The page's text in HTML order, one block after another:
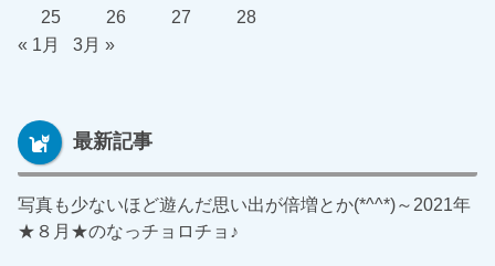
25
26 27
28
« 1月
3月 »
最新記事
写真も少ないほど遊んだ思い出が倍増とか(*^^*)～2021年
★８月★のなっチョロチョ♪